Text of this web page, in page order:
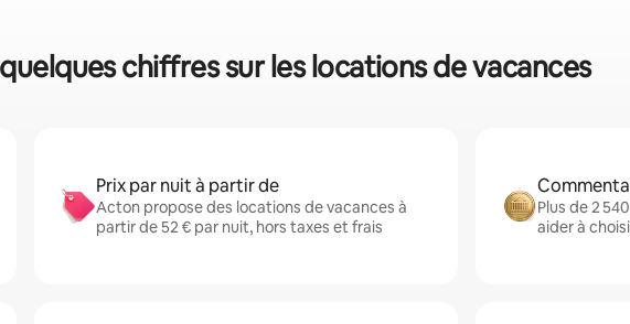
chiffres sur les locations de vacances
Prix par nuit à partir de
Acton propose des locations de vacances à
partir de 52 € par nuit, hors taxes et frais
Plus de 2
aider à